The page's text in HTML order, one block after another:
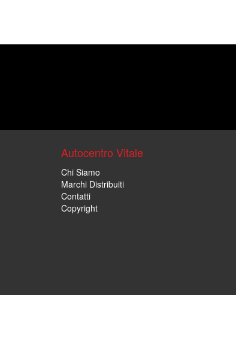
Autocentro Vitale
Chi Siamo
Marchi Distribuiti
Contatti
Copyright